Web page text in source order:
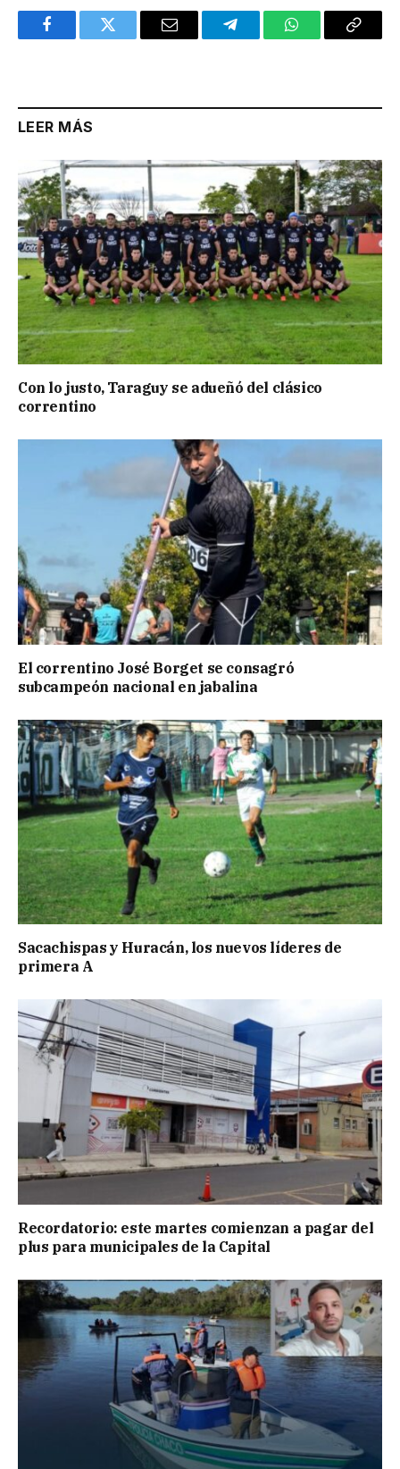
FacebookTwitter Email TelegramWhatsAppCopy
LEER MÁS
Con lo justo, Taraguy se adueñó del clásico
correntino
El correntino José Borget se consagró
subcampeón nacional en jabalina
Sacachispas y Huracán, los nuevos líderes de
primera A
Recordatorio: este martes comienzan a pagar del
plus para municipales de la Capital